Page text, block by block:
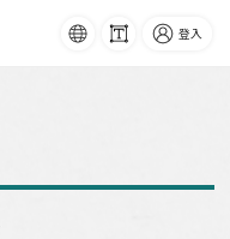
語系 字級 登入